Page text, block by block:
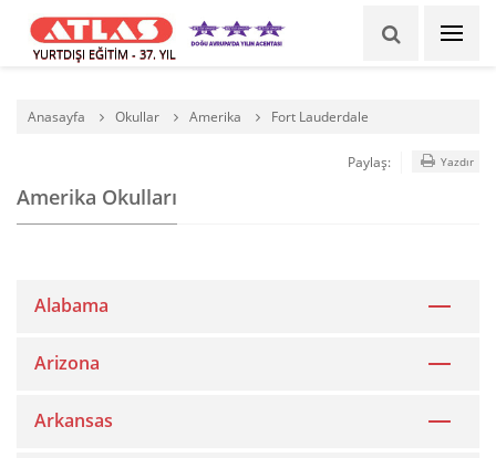
YURTDIŞI EĞİTİM - 37. YIL
Anasayfa Okullar Amerika Fort Lauderdale
Amerika Okulları
Paylaş: Yazdır
Alabama
Arizona
Arkansas